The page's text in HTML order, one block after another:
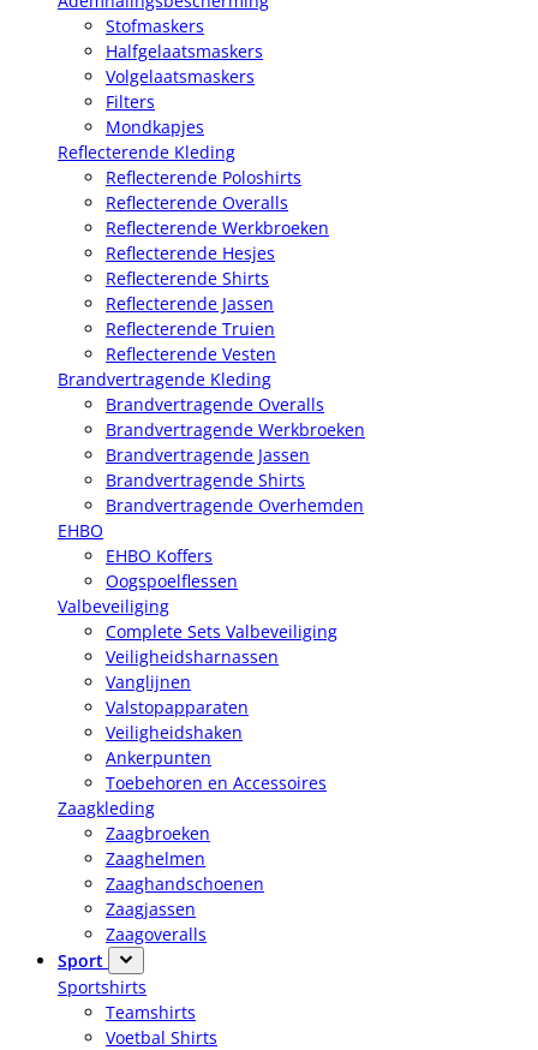
Stofmaskers
Halfgelaatsmaskers
Volgelaatsmaskers
Filters
Mondkapjes
Reflecterende Kleding
Reflecterende Poloshirts
Reflecterende Overalls
Reflecterende Werkbroeken
Reflecterende Hesjes
Reflecterende Shirts
Reflecterende Jassen
Reflecterende Truien
Reflecterende Vesten
Brandvertragende Kleding
Brandvertragende Overalls
Brandvertragende Werkbroeken
Brandvertragende Jassen
Brandvertragende Shirts
Brandvertragende Overhemden
EHBO
EHBO Koffers
Oogspoelflessen
Valbeveiliging
Complete Sets Valbeveiliging
Veiligheidsharnassen
Vanglijnen
Valstopapparaten
Veiligheidshaken
Ankerpunten
Toebehoren en Accessoires
Zaagkleding
Zaagbroeken
Zaaghelmen
Zaaghandschoenen
Zaagjassen
Zaagoveralls
Sport
Sportshirts
Teamshirts
Voetbal Shirts